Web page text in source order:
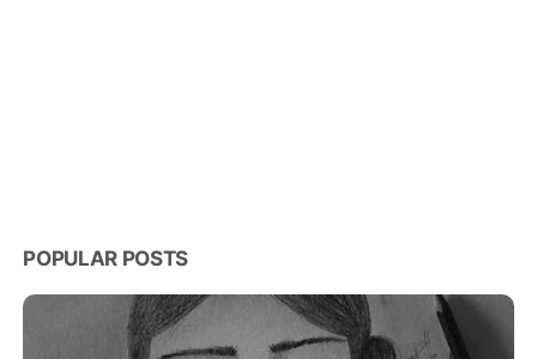
POPULAR POSTS